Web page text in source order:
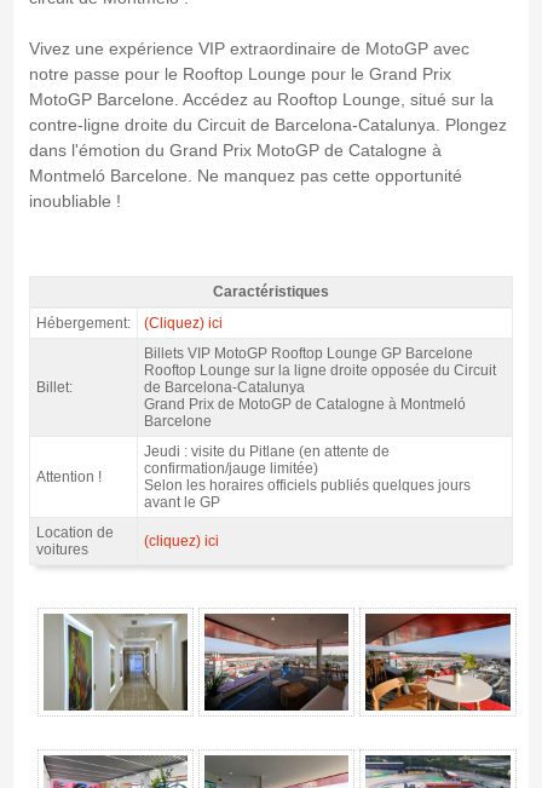
Vivez une expérience VIP extraordinaire de MotoGP avec
notre passe pour le Rooftop Lounge pour le Grand Prix
MotoGP Barcelone. Accédez au Rooftop Lounge, situé sur la
contre-ligne droite du Circuit de Barcelona-Catalunya. Plongez
dans l'émotion du Grand Prix MotoGP de Catalogne à
Montmeló Barcelone. Ne manquez pas cette opportunité
inoubliable !
entrée VIP motogp Rooftop Lounge 2027 - Caractéristiques
Caractéristiques
Hébergement:
(Cliquez) ici
Billet:
Billets VIP MotoGP Rooftop Lounge GP Barcelone
Rooftop Lounge sur la ligne droite opposée du Circuit
de Barcelona-Catalunya
Grand Prix de MotoGP de Catalogne à Montmeló
Barcelone
Attention !
Jeudi : visite du Pitlane (en attente de
confirmation/jauge limitée)
Selon les horaires officiels publiés quelques jours
avant le GP
Location de
voitures
(cliquez) ici